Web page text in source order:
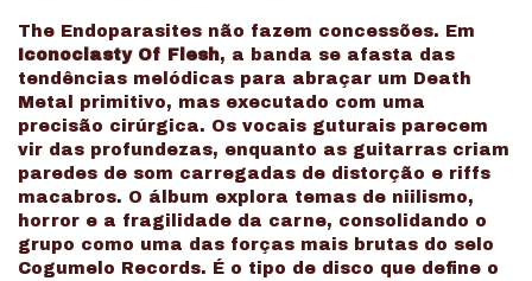
The Endoparasites não fazem concessões. Em
Iconoclasty Of Flesh, a banda se afasta das
tendências melódicas para abraçar um Death
Metal primitivo, mas executado com uma
precisão cirúrgica. Os vocais guturais parecem
vir das profundezas, enquanto as guitarras criam
paredes de som carregadas de distorção e riffs
macabros. O álbum explora temas de niilismo,
horror e a fragilidade da carne, consolidando o
grupo como uma das forças mais brutas do selo
Cogumelo Records. É o tipo de disco que define o